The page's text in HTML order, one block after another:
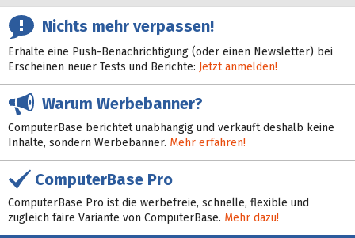
Nichts mehr verpassen!
Erhalte eine Push-Benachrichtigung (oder einen Newsletter) bei
Erscheinen neuer Tests und Berichte: Jetzt anmelden!
Warum Werbebanner?
ComputerBase berichtet unabhängig und verkauft deshalb keine
Inhalte, sondern Werbebanner. Mehr erfahren!
ComputerBase Pro
ComputerBase Pro ist die werbefreie, schnelle, flexible und
zugleich faire Variante von ComputerBase. Mehr dazu!